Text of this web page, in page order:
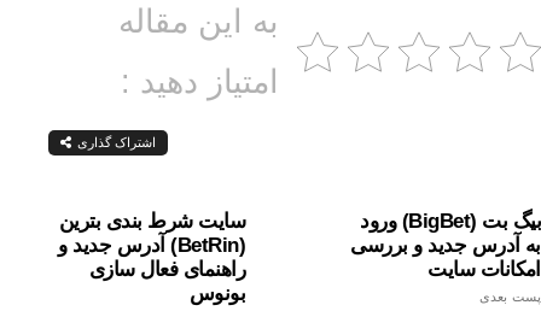
به این مقاله
امتیاز دهید :
اشتراک گذاری
سایت شرط بندی بترین
(BetRin) آدرس جدید و
راهنمای فعال سازی
بونوس
بیگ بت (BigBet) ورود
به آدرس جدید و بررسی
امکانات سایت
پست بعدی